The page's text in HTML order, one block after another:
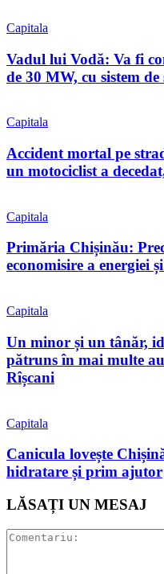
Capitala
Vadul lui Vodă: Va fi
de 30 MW, cu sistem
Capitala
Accident mortal pe
un motociclist a
Capitala
Primăria Chișinău:
economisire a energiei
Capitala
Un minor și un tânăr,
pătruns în mai multe
Rîșcani
Capitala
Canicula lovește
hidratare și prim ajutor
LĂSAȚI UN MESAJ